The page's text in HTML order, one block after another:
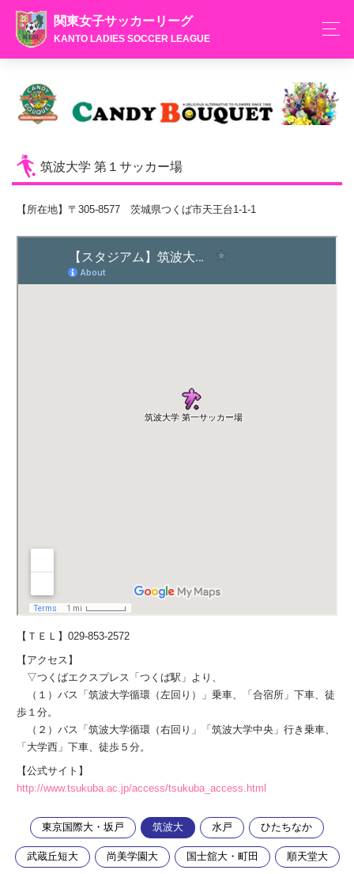
関東女子サッカーリーグ
KANTO LADIES SOCCER LEAGUE
筑波大学 第１サッカー場
【所在地】〒305-8577 茨城県つくば市天王台1-1-1
【ＴＥＬ】029-853-2572
【アクセス】
▽つくばエクスプレス「つくば駅」より、
（１）バス「筑波大学循環（左回り）」乗車、「合宿所」下車、徒
歩１分。
（２）バス「筑波大学循環（右回り」「筑波大学中央」行き乗車、
「大学西」下車、徒歩５分。
【公式サイト】
http://www.tsukuba.ac.jp/access/tsukuba_access.html
東京国際大・坂戸 筑波大 水戸 ひたちなか
武蔵丘短大 尚美学園大 国士舘大・町田 順天堂大